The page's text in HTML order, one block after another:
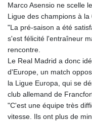
Marco Asensio ne scelle
Ligue des champions à la
"La pré-saison a été
s'est félicité l'entraîneur
rencontre.
Le Real Madrid a donc
d'Europe, un match
la Ligue Europa, qui se
club allemand de
"C'est une équipe très
vitesse. Ils ont plus de